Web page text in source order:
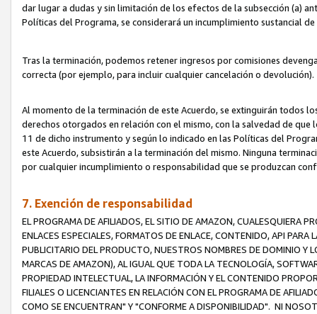
dar lugar a dudas y sin limitación de los efectos de la subsección (a)
Políticas del Programa, se considerará un incumplimiento sustancial
Tras la terminación, podemos retener ingresos por comisiones
correcta (por ejemplo, para incluir cualquier cancelación o devolución).
Al momento de la terminación de este Acuerdo, se extinguirán todos
derechos otorgados en relación con el mismo, con la salvedad de
11 de dicho instrumento y según lo indicado en las Políticas del
este Acuerdo, subsistirán a la terminación del mismo. Ninguna
por cualquier incumplimiento o responsabilidad que se produzcan
7. Exención de responsabilidad
EL PROGRAMA DE AFILIADOS, EL SITIO DE AMAZON, CUALESQUIERA
ENLACES ESPECIALES, FORMATOS DE ENLACE, CONTENIDO, API
PUBLICITARIO DEL PRODUCTO, NUESTROS NOMBRES DE DOMINIO Y
MARCAS DE AMAZON), AL IGUAL QUE TODA LA TECNOLOGÍA,
PROPIEDAD INTELECTUAL, LA INFORMACIÓN Y EL CONTENIDO
FILIALES O LICENCIANTES EN RELACIÓN CON EL PROGRAMA DE
COMO SE ENCUENTRAN" Y "CONFORME A DISPONIBILIDAD". NI